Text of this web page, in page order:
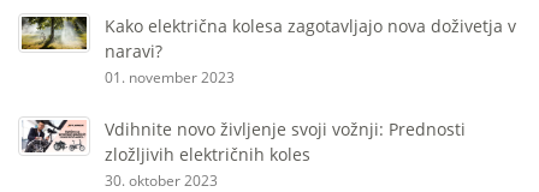
Kako električna kolesa zagotavljajo nova doživetja v
naravi?
01. november 2023
Vdihnite novo življenje svoji vožnji: Prednosti
zložljivih električnih koles
30. oktober 2023